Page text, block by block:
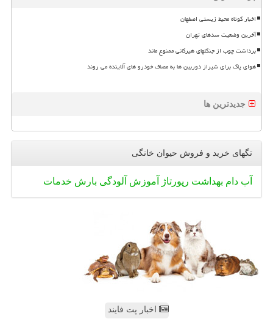
اخبار کوتاه محیط زیستی اصفهان
آخرین وضعیت سدهای تهران
برداشت چوب از جنگلهای هیرکانی ممنوع ماند
هوای پاک برای شیراز دوربین ها به مصاف خودرو های آلاینده می روند
جدیدترین ها
تگهای خرید و فروش حیوان خانگی
آب دام بهداشت رپورتاژ آموزش آلودگی بارش خدمات
اخبار پت فایند